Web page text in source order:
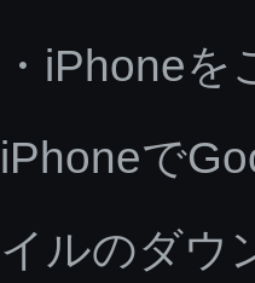
・iPhone
iPhoneで
イルのダウ